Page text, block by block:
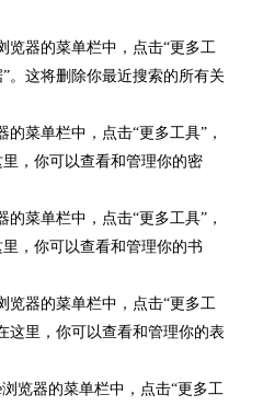
览器的菜单栏中，点击“更多工
。这将删除你最近搜索的所有关
的菜单栏中，点击“更多工具”，
，你可以查看和管理你的密
的菜单栏中，点击“更多工具”，
，你可以查看和管理你的书
览器的菜单栏中，点击“更多工
这里，你可以查看和管理你的表
览器的菜单栏中，点击“更多工